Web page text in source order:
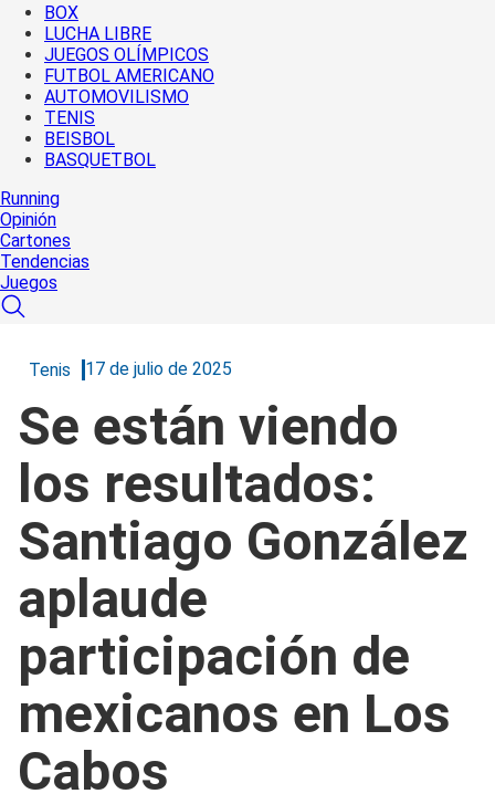
BOX
LUCHA LIBRE
JUEGOS OLÍMPICOS
FUTBOL AMERICANO
AUTOMOVILISMO
TENIS
BEISBOL
BASQUETBOL
Running
Opinión
Cartones
Tendencias
Juegos
Tenis 17 de julio de 2025
Se están viendo
los resultados:
Santiago González
aplaude
participación de
mexicanos en Los
Cabos